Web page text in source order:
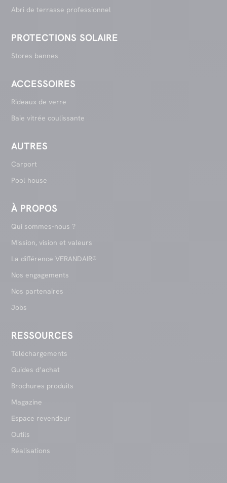
Abri de terrasse professionnel
PROTECTIONS SOLAIRE
Stores bannes
ACCESSOIRES
Rideaux de verre
Baie vitrée coulissante
AUTRES
Carport
Pool house
À PROPOS
Qui sommes-nous ?
Mission, vision et valeurs
La différence VERANDAIR®
Nos engagements
Nos partenaires
Jobs
RESSOURCES
Téléchargements
Guides d’achat
Brochures produits
Magazine
Espace revendeur
Outils
Réalisations